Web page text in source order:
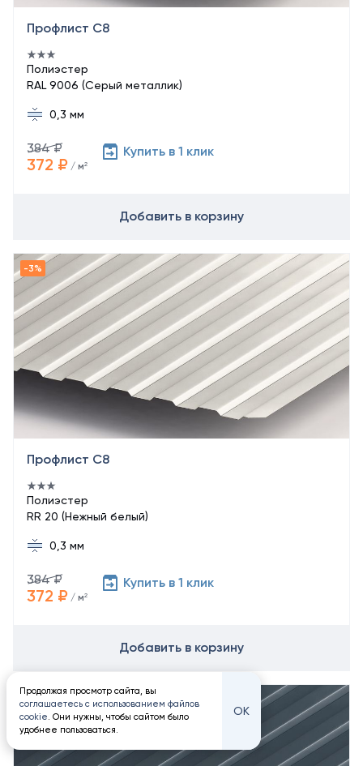
Профлист С8
Полиэстер
RAL 9006 (Серый металлик)
0,3 мм
384 ₽
372 ₽ / м²
Купить в 1 клик
Добавить в корзину
Профлист С8
Полиэстер
RR 20 (Нежный белый)
0,3 мм
384 ₽
372 ₽ / м²
Купить в 1 клик
Добавить в корзину
Продолжая просмотр сайта, вы
соглашаетесь с использованием файлов
cookie. Они нужны, чтобы сайтом было
удобнее пользоваться.
ОК